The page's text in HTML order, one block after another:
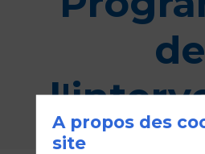
de
A propos des
site